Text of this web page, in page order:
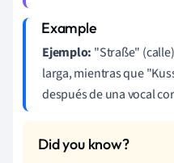
Ejemplo: "Straße"
larga, mientras que
después de una vocal